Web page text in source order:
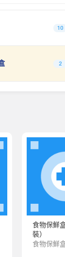
10
2
食物保鮮
裝）